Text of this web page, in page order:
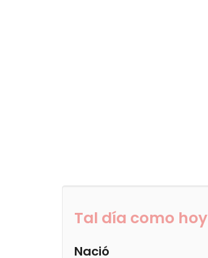
Tal día como hoy
Nació